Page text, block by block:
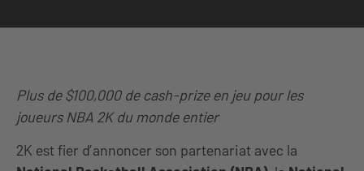
Plus de $100,000 de cash-prize en jeu pour les
joueurs NBA 2K du monde entier
2K est fier d’annoncer son partenariat avec la